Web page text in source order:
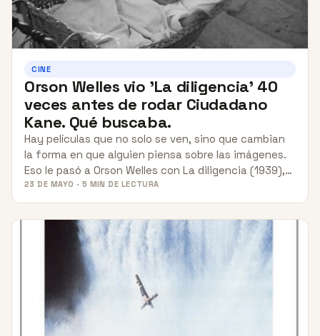
CINE
Orson Welles vio 'La diligencia' 40
veces antes de rodar Ciudadano
Kane. Qué buscaba.
Hay películas que no solo se ven, sino que cambian
la forma en que alguien piensa sobre las imágenes.
Eso le pasó a Orson Welles con La diligencia (1939),…
23 DE MAYO · 5 MIN DE LECTURA